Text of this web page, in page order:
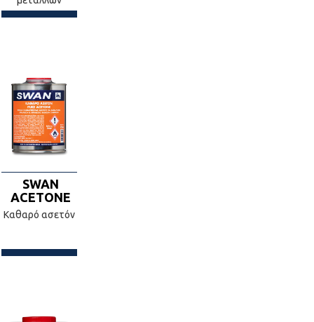
SWAN
ACETONE
Καθαρό ασετόν